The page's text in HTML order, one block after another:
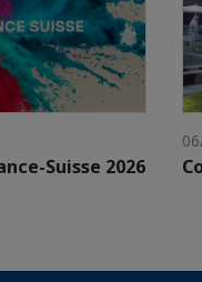
Suisse 2026